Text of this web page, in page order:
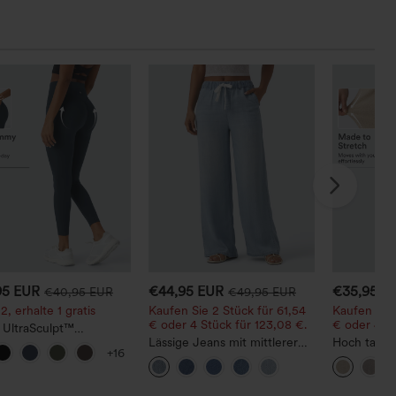
EUR €40,95 EUR
erhalte 1 gratis
UltraSculpt™
mit hohem
raffende Push-up-Po-
+16
€44,95 EUR €49,95 EUR
Kaufen Sie 2 Stück für 61,54
€ oder 4 Stück für 123,08 €.
Lässige Jeans mit mittlerer
Bundhöhe, Kordelzug und
Taschen
€35,95
Kaufen
€ oder 4
Hoch
Optik-